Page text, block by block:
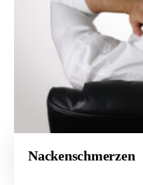
Nackenschmerzen